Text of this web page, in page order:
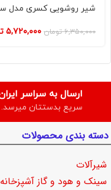
شیر روشویی کسری مدل
۶,۳۵۰,۰۰۰ تومان ۵,۷۲۰,۰۰۰
ارسال به سراسر
سریع بدستتان میرسد.
دسته بندی محصولات
شیرآلات
سینک و هود و گاز آشپزخانه